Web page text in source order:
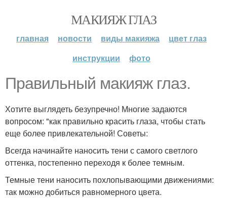
МАКИЯЖ ГЛАЗ
главная новости виды макияжа
цвет глаз
инструкции
фото
Правильный макияж глаз.
Хотите выглядеть безупречно! Многие задаются
вопросом: "как правильно красить глаза, чтобы стать
еще более привлекательной! Советы:
Всегда начинайте наносить тени с самого светлого
оттенка, постепенно переходя к более темным.
Темные тени наносить похлопывающими движениями:
так можно добиться равномерного цвета.